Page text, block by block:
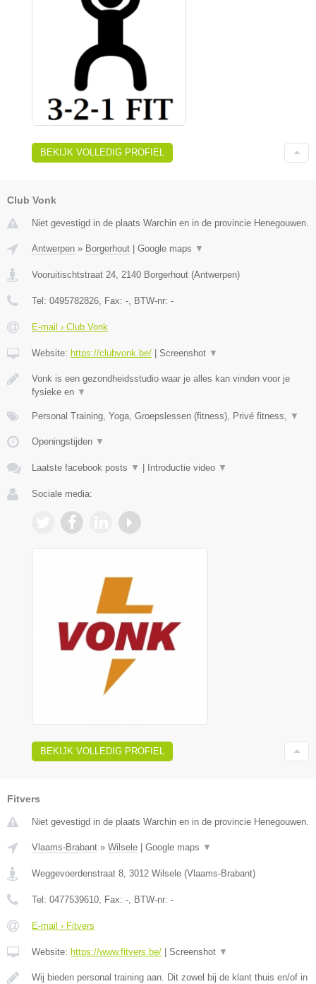
BEKIJK VOLLEDIG PROFIEL
Club Vonk
Niet gevestigd in de plaats Warchin en in de provincie Henegouwen.
Antwerpen » Borgerhout | Google maps ▼
Vooruitischtstraat 24 2140 Borgerhout (Antwerpen)
Tel: 0495782826 , Fax: - , BTW-nr: -
E-mail › Club Vonk
Website: https://clubvonk.be/ | Screenshot ▼
Vonk is een gezondheidsstudio waar je alles kan vinden voor je
fysieke en ▼
Personal Training, Yoga, Groepslessen (fitness), Privé fitness, ▼
Openingstijden ▼
Laatste facebook posts ▼ | Introductie video ▼
Sociale media:
BEKIJK VOLLEDIG PROFIEL
Fitvers
Niet gevestigd in de plaats Warchin en in de provincie Henegouwen.
Vlaams-Brabant » Wilsele | Google maps ▼
Weggevoerdenstraat 8 3012 Wilsele (Vlaams-Brabant)
Tel: 0477539610 , Fax: - , BTW-nr: -
E-mail › Fitvers
Website: https://www.fitvers.be/ | Screenshot ▼
Wij bieden personal training aan. Dit zowel bij de klant thuis en/of in